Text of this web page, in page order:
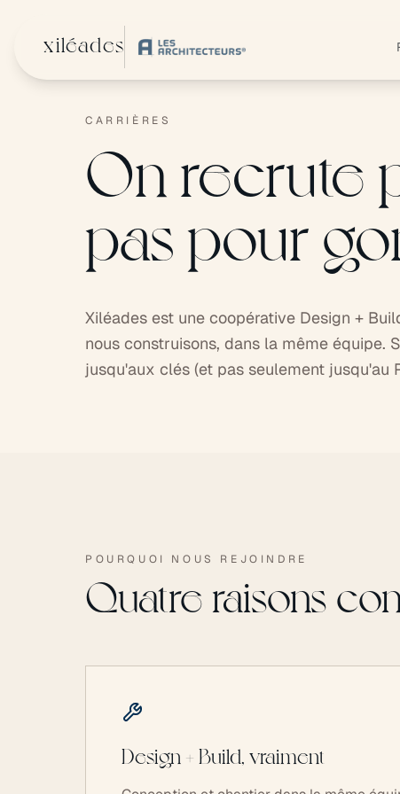
xiléades
CARRIÈRES
On recrute
pas pour
Xiléades est une coopérative Design +
nous construisons, dans la même équipe.
jusqu'aux clés (et pas seulement jusqu'au
POURQUOI NOUS REJOINDRE
Quatre raisons
Design + Build, vraiment